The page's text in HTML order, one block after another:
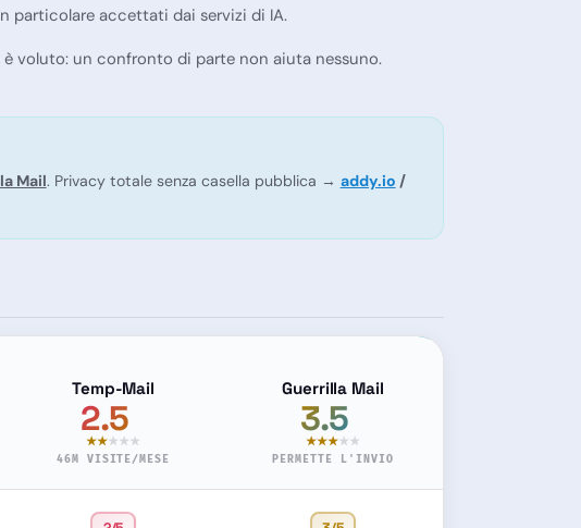
particolare accettati dai servizi di IA.
voluto: un confronto di parte non aiuta nessuno.
Mail. Privacy totale senza casella pubblica → addy.io /
Temp-Mail
2.5
★★★★★
46M VISITE/MESE
Guerrilla Mail
3.5
★★★★★
PERMETTE L'INVIO